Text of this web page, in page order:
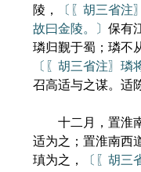
陵，
〔〖胡三省注
故曰金陵。〕 保有
璘归觐于蜀；璘不
〔〖胡三省注〗璘
召高适与之谋。适
十二月，置淮南
适为之；置淮南西
瑱为之，
〔〖胡